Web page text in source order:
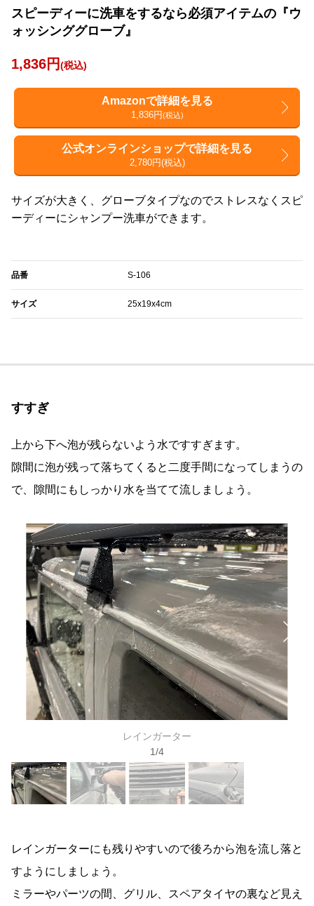
スピーディーに洗車をするなら必須アイテムの『ウ
ォッシンググローブ』
1,836円(税込)
Amazonで詳細を見る
1,836円(税込)
公式オンラインショップで詳細を見る
2,780円(税込)
サイズが大きく、グローブタイプなのでストレスなくスピ
ーディーにシャンプー洗車ができます。
品番 S-106
サイズ 25x19x4cm
すすぎ
上から下へ泡が残らないよう水ですすぎます。
隙間に泡が残って落ちてくると二度手間になってしまうの
で、隙間にもしっかり水を当てて流しましょう。
レインガーター
1/4
レインガーターにも残りやすいので後ろから泡を流し落と
すようにしましょう。
ミラーやパーツの間、グリル、スペアタイヤの裏など見え